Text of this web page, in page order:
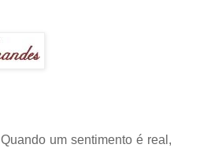
Quando um sentimento é real,